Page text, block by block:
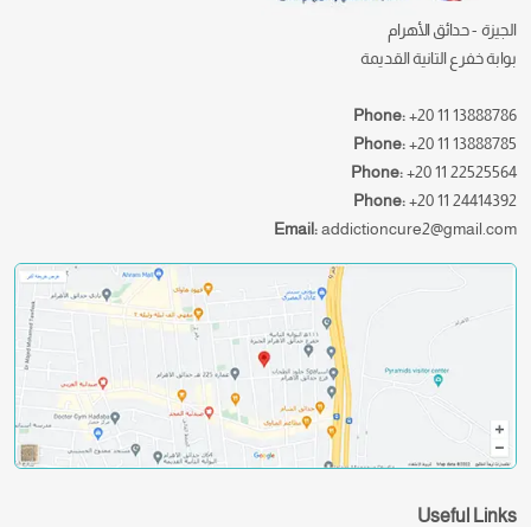
الجيزة - حدائق الأهرام
بوابة خفرع التانية القديمة
Phone:+20 11 13888786
Phone:+20 11 13888785
Phone:+20 11 22525564
Phone:+20 11 24414392
Email:addictioncure2@gmail.com
Useful Links